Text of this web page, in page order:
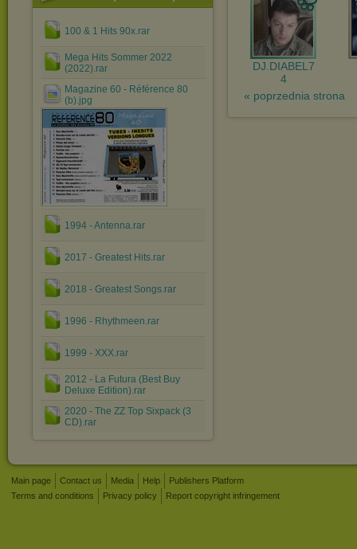
100 & 1 Hits 90x.rar
Mega Hits Sommer 2022
(2022).rar
Magazine 60 - Référence 80
(b).jpg
1994 - Antenna.rar
2017 - Greatest Hits.rar
2018 - Greatest Songs.rar
1996 - Rhythmeen.rar
1999 - XXX.rar
2012 - La Futura (Best Buy
Deluxe Edition).rar
2020 - The ZZ Top Sixpack (3
CD).rar
DJ.DIABEL7
4
« poprzednia strona
Main page Contact us Media Help
Publishers Platform
Terms and conditions
Privacy policy Report copyright infringement